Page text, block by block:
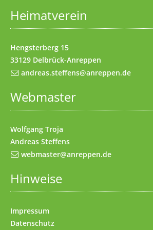
Impressum(Access key 8)
Kontakt(Access key 9)
Heimatverein
Hengsterberg 15
33129 Delbrück-Anreppen
andreas.steffens@anreppen.de
Webmaster
Wolfgang Troja
Andreas Steffens
webmaster@anreppen.de
Hinweise
Impressum
Datenschutz